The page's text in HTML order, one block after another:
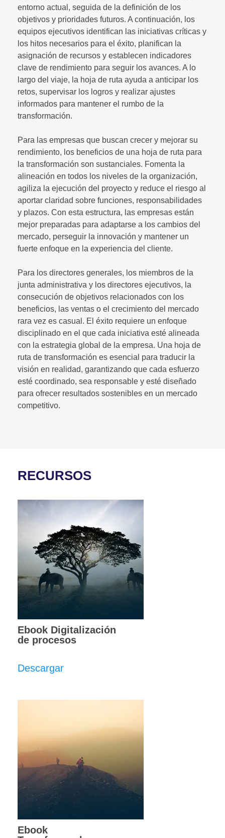
entorno actual, seguida de la definición de los
objetivos y prioridades futuros. A continuación, los
equipos ejecutivos identifican las iniciativas críticas y
los hitos necesarios para el éxito, planifican la
asignación de recursos y establecen indicadores
clave de rendimiento para seguir los avances. A lo
largo del viaje, la hoja de ruta ayuda a anticipar los
retos, supervisar los logros y realizar ajustes
informados para mantener el rumbo de la
transformación.
Para las empresas que buscan crecer y mejorar su
rendimiento, los beneficios de una hoja de ruta para
la transformación son sustanciales. Fomenta la
alineación en todos los niveles de la organización,
agiliza la ejecución del proyecto y reduce el riesgo al
aportar claridad sobre funciones, responsabilidades
y plazos. Con esta estructura, las empresas están
mejor preparadas para adaptarse a los cambios del
mercado, perseguir la innovación y mantener un
fuerte enfoque en la experiencia del cliente.
Para los directores generales, los miembros de la
junta administrativa y los directores ejecutivos, la
consecución de objetivos relacionados con los
beneficios, las ventas o el crecimiento del mercado
rara vez es casual. El éxito requiere un enfoque
disciplinado en el que cada iniciativa esté alineada
con la estrategia global de la empresa. Una hoja de
ruta de transformación es esencial para traducir la
visión en realidad, garantizando que cada esfuerzo
esté coordinado, sea responsable y esté diseñado
para ofrecer resultados sostenibles en un mercado
competitivo.
RECURSOS
Ebook Digitalización
de procesos
Descargar
Ebook